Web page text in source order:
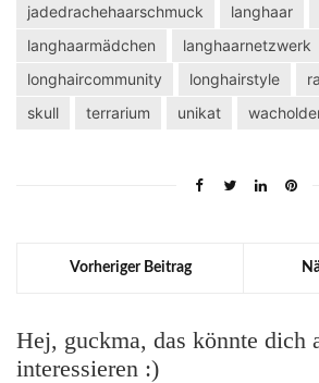
jadedrachehaarschmuck
langhaar
langhaarmädchen
langhaarnetzwerk
longhaircommunity
longhairstyle
skull
terrarium unikat
Vorheriger Beitrag
Hej, guckma, das könnte dich
interessieren :)